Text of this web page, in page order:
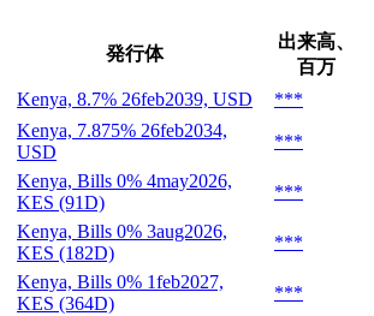
発行体
出来高、
百万
Kenya, 8.7% 26feb2039, USD
***
Kenya, 7.875% 26feb2034,
USD
***
Kenya, Bills 0% 4may2026,
KES (91D)
***
Kenya, Bills 0% 3aug2026,
KES (182D)
***
Kenya, Bills 0% 1feb2027,
KES (364D)
***